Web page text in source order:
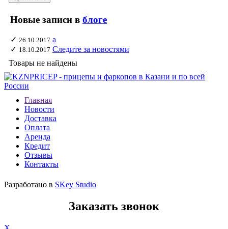
Новые записи в блоге
✓ 26.10.2017 а
✓ 18.10.2017 Следите за новостями
Товары не найдены
Главная
Новости
Доставка
Оплата
Аренда
Кредит
Отзывы
Контакты
Разработано в SKey Studio
Заказать звонок